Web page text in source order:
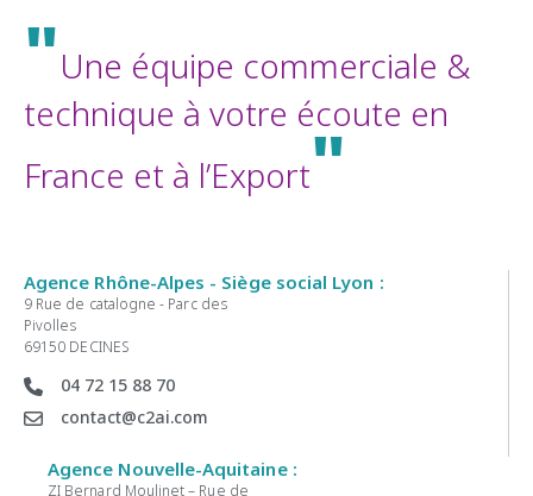
"Une équipe commerciale &
technique à votre écoute en
France et à l’Export"
Agence Rhône-Alpes - Siège social Lyon :
9 Rue de catalogne - Parc des
Pivolles
69150 DECINES
04 72 15 88 70
contact@c2ai.com
Agence Nouvelle-Aquitaine :
ZI Bernard Moulinet – Rue de